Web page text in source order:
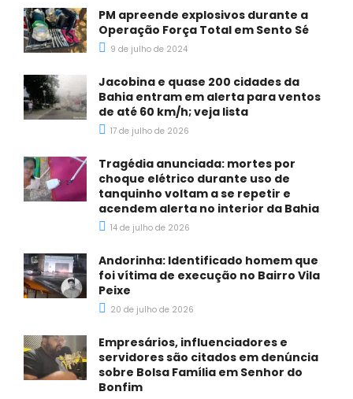
PM apreende explosivos durante a
Operação Força Total em Sento Sé
9 de julho de 2024
Jacobina e quase 200 cidades da
Bahia entram em alerta para ventos
de até 60 km/h; veja lista
17 de julho de 2026
Tragédia anunciada: mortes por
choque elétrico durante uso de
tanquinho voltam a se repetir e
acendem alerta no interior da Bahia
14 de julho de 2026
Andorinha: Identificado homem que
foi vítima de execução no Bairro Vila
Peixe
20 de julho de 2026
Empresários, influenciadores e
servidores são citados em denúncia
sobre Bolsa Família em Senhor do
Bonfim